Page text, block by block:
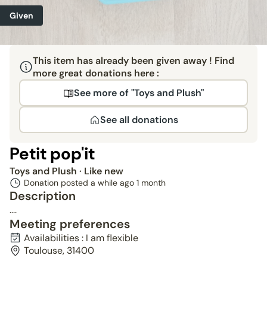
Given
This item has already been given away ! Find
more great donations here :
See more of "Toys and Plush"
See all donations
Petit pop'it
Toys and Plush · Like new
Donation posted a while ago 1 month
Description
....
Meeting preferences
Availabilities : I am flexible
Toulouse, 31400